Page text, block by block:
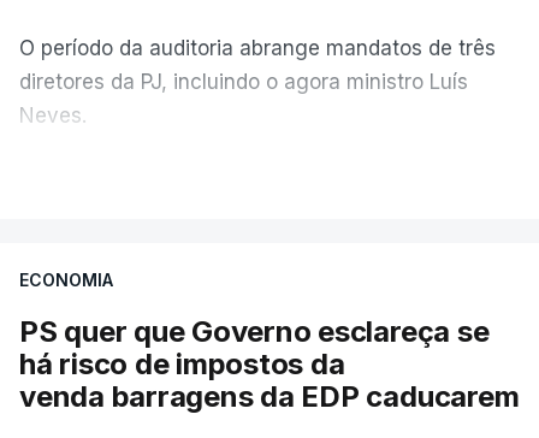
O período da auditoria abrange mandatos de três
diretores da PJ, incluindo o agora ministro Luís
Neves.
Não há prazos fixados para a conclusão desta
avaliação à Polícia Judiciária.
Do início da polémica com a revelação de obras a
título pessoal, numa propriedade no Alentejo, feitas
ECONOMIA
PS quer que Governo esclareça se
há risco de impostos da
venda barragens da EDP caducarem